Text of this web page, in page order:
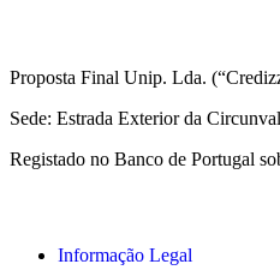
Proposta Final Unip. Lda.
Sede: Estrada Exterior da
Registado no Banco de Portugal
Informação Legal